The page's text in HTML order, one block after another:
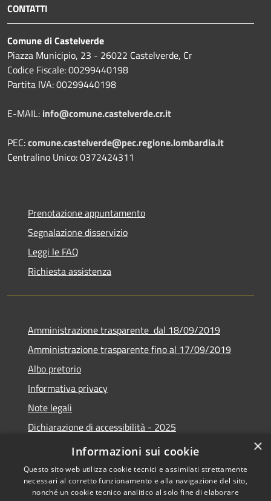
CONTATTI
Comune di Castelverde
Piazza Municipio, 23 - 26022 Castelverde, Cr
Codice Fiscale: 00299440198
Partita IVA: 00299440198
E-MAIL: info@comune.castelverde.cr.it
PEC:comune.castelverde@pec.regione.lombardia.it
Centralino Unico: 0372424311
Prenotazione appuntamento
Segnalazione disservizio
Leggi le FAQ
Richiesta assistenza
Amministrazione trasparente dal 18/09/2019
Amministrazione trasparente fino al 17/09/2019
Albo pretorio
Informativa privacy
Note legali
Dichiarazione di accessibilità - 2025
Obiettivi di accessibilità - 2025
×
Informazioni sui cookie
Questo sito web utilizza cookie tecnici e assimilati strettamente
necessari al corretto funzionamento e alla navigazione del sito,
nonché un cookie tecnico analitico al solo fine di elaborare